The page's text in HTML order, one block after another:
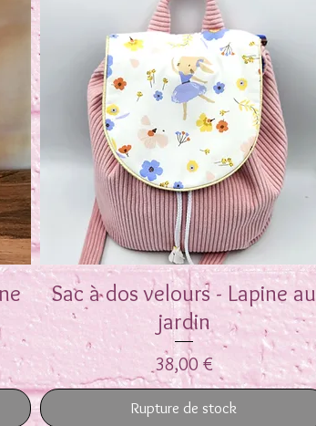
Aperçu rapide
Sac à dos velours - Lapine au
jardin
Prix
38,00 €
Rupture de stock